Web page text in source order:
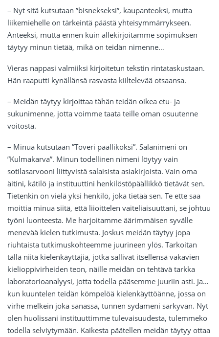
– Nyt sitä kutsutaan ”bisnekseksi”, kaupanteoksi, mutta
liikemiehelle on tärkeintä päästä yhteisymmärrykseen.
Anteeksi, mutta ennen kuin allekirjoitamme sopimuksen
täytyy minun tietää, mikä on teidän nimenne…
Vieras nappasi valmiiksi kirjoitetun tekstin rintataskustaan.
Hän raaputti kynällänsä rasvasta kiiltelevää otsaansa.
– Meidän täytyy kirjoittaa tähän teidän oikea etu- ja
sukunimenne, jotta voimme taata teille oman osuutenne
voitosta.
– Minua kutsutaan ”Toveri päälliköksi”. Salanimeni on
”Kulmakarva”. Minun todellinen nimeni löytyy vain
sotilasarvooni liittyvistä salaisista asiakirjoista. Vain oma
äitini, kätilö ja instituuttini henkilöstöpäällikkö tietävät sen.
Tietenkin on vielä yksi henkilö, joka tietää sen. Te ette saa
moittia minua siitä, että liioittelen vaiteliaisuuttani, se johtuu
työni luonteesta. Me harjoitamme äärimmäisen syvälle
menevää kielen tutkimusta. Joskus meidän täytyy jopa
riuhtaista tutkimuskohteemme juurineen ylös. Tarkoitan
tällä niitä kielenkäyttäjiä, jotka sallivat itsellensä vakavien
kielioppivirheiden teon, näille meidän on tehtävä tarkka
laboratorioanalyysi, jotta todella pääsemme juuriin asti. Ja…
kun kuuntelen teidän kömpelöä kielenkäyttöänne, jossa on
virhe melkein joka sanassa, tunnen sydämeni särkyvän. Nyt
olen huolissani instituuttimme tulevaisuudesta, tulemmeko
todella selviytymään. Kaikesta päätellen meidän täytyy ottaa